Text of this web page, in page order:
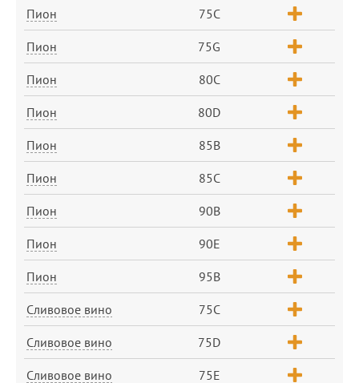
Пион 75C
Пион 75G
Пион 80C
Пион 80D
Пион 85B
Пион 85C
Пион 90B
Пион 90E
Пион 95B
Сливовое вино 75C
Сливовое вино 75D
Сливовое вино 75E